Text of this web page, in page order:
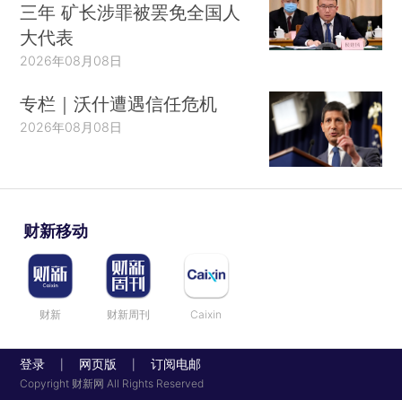
三年 矿长涉罪被罢免全国人
大代表
2026年08月08日
专栏｜沃什遭遇信任危机
2026年08月08日
财新移动
财新 财新周刊 Caixin
登录 网页版 订阅电邮
Copyright 财新网 All Rights Reserved